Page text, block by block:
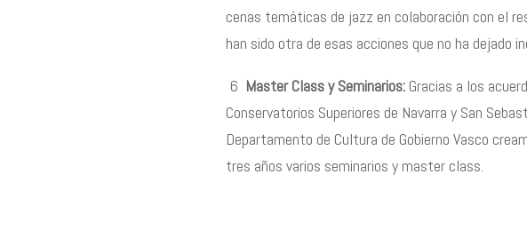
cenas temáticas de jazz en colaboración con el
han sido otra de esas acciones que no ha dejado
6 Master Class y Seminarios: Gracias a los
Conservatorios Superiores de Navarra y San
Departamento de Cultura de Gobierno Vasco
tres años varios seminarios y master class.